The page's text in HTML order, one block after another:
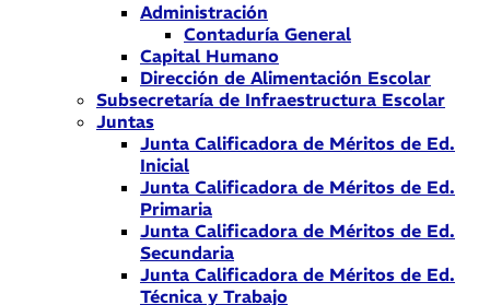
Administración
Contaduría General
Capital Humano
Dirección de Alimentación Escolar
Subsecretaría de Infraestructura Escolar
Juntas
Junta Calificadora de Méritos de Ed.
Inicial
Junta Calificadora de Méritos de Ed.
Primaria
Junta Calificadora de Méritos de Ed.
Secundaria
Junta Calificadora de Méritos de Ed.
Técnica y Trabajo